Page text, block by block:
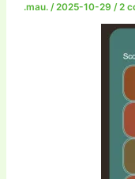
.mau. /2025-10-29 /2